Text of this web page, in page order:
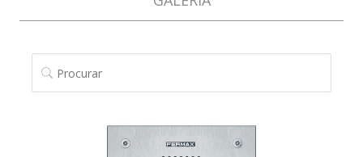
PROCURAR